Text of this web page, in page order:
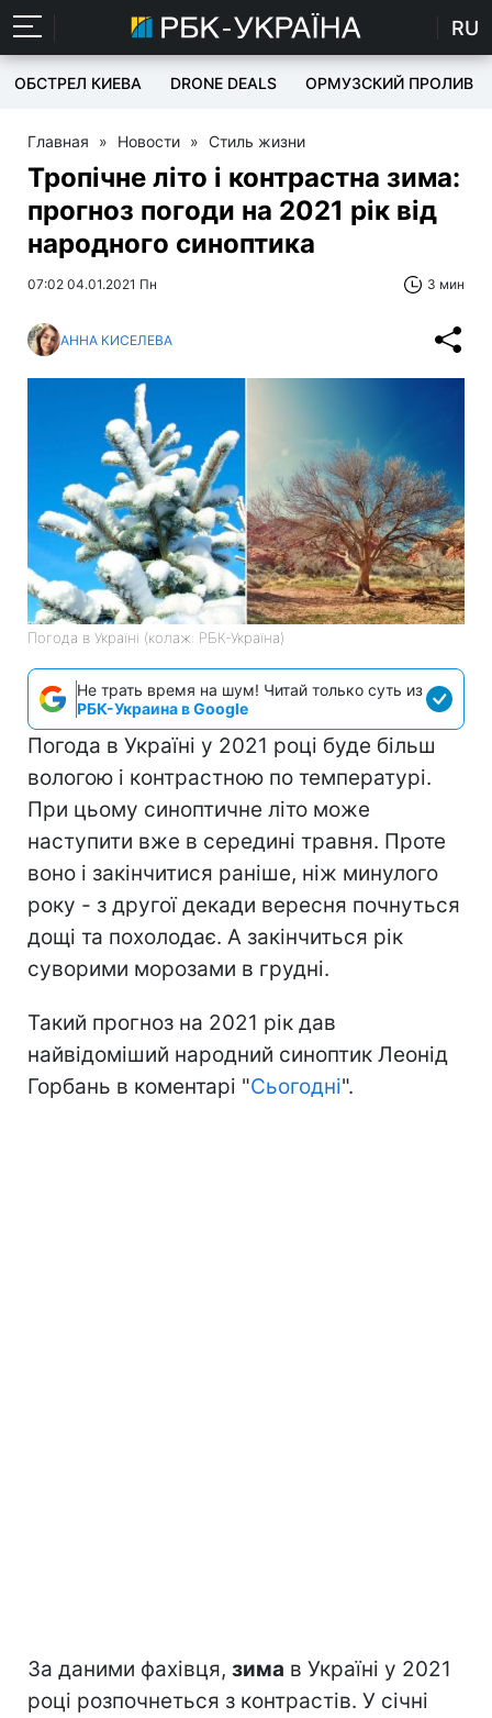
RU
ОБСТРЕЛ КИЕВА DRONE DEALS ОРМУЗСКИЙ ПРОЛИВ
Главная » Новости » Стиль жизни
Тропічне літо і контрастна зима:
прогноз погоди на 2021 рік від
народного синоптика
07:02 04.01.2021 Пн 3 мин
АННА КИСЕЛЕВА
Погода в Україні (колаж: РБК-Україна)
Не трать время на шум! Читай только суть из
РБК-Украина в Google
Погода в Україні у 2021 році буде більш
вологою і контрастною по температурі.
При цьому синоптичне літо може
наступити вже в середині травня. Проте
воно і закінчитися раніше, ніж минулого
року - з другої декади вересня почнуться
дощі та похолодає. А закінчиться рік
суворими морозами в грудні.
Такий прогноз на 2021 рік дав
найвідоміший народний синоптик Леонід
Горбань в коментарі "Сьогодні".
За даними фахівця, зима в Україні у 2021
році розпочнеться з контрастів. У січні